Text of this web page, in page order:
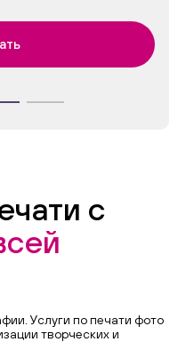
с
Услуги по печати фото
творческих и